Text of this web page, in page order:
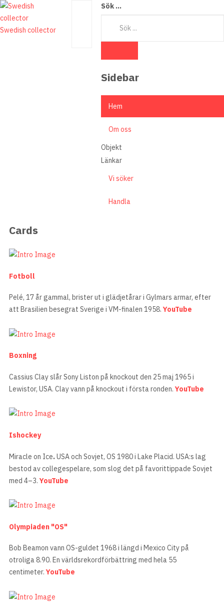
Swedish collector
Sök ...
Sidebar
Hem
Om oss
Objekt
Länkar
Vi söker
Handla
Cards
Fotboll
Pelé, 17 år gammal, brister ut i glädjetårar i Gylmars armar, efter
att Brasilien besegrat Sverige i VM-finalen 1958. YouTube
Boxning
Cassius Clay slår Sony Liston på knockout den 25 maj 1965 i
Lewistor, USA. Clay vann på knockout i första ronden. YouTube
Ishockey
Miracle on Ice.USA och Sovjet, OS 1980 i Lake Placid. USA:s lag
bestod av collegespelare, som slog det på favorittippade Sovjet
med 4–3. YouTube
Olympiaden "OS"
Bob Beamon vann OS-guldet 1968 i längd i Mexico City på
otroliga 8.90. En världsrekordförbättring med hela 55
centimeter. YouTube